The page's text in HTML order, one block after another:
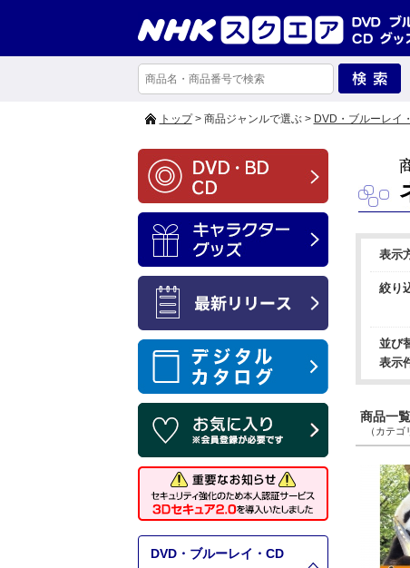
トップ> 商品ジャンルで選ぶ > DVD・ブルーレイ
DVD・ブルーレイ・CD
表示
絞り
並び
表示
商品一
（カテゴ